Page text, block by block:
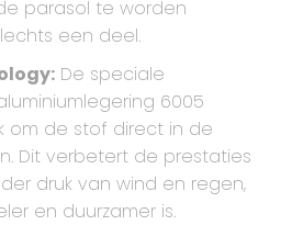
parasol te worden
een deel.
De speciale
6005
om de stof direct in de
Dit verbetert de prestaties
druk van wind en regen,
en duurzamer is.